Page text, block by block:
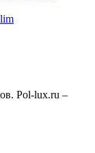
Pol-lux.ru –